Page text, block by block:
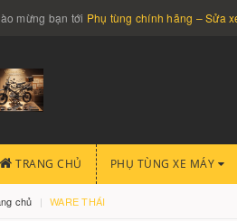
mừng bạn tới Phụ tùng chính hãng – Sửa
TRANG CHỦ PHỤ TÙNG XE MÁY
chủ WARE THÁI